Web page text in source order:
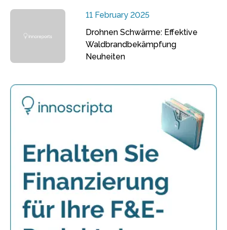
11 February 2025
Drohnen Schwärme: Effektive
Waldbrandbekämpfung
Neuheiten